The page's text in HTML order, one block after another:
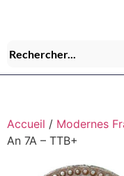
Accueil / Modernes
An 7A – TTB+